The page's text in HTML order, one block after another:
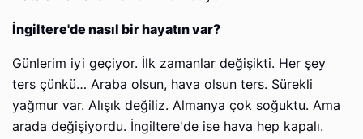
İngiltere'de nasıl bir hayatın var?
Günlerim iyi geçiyor. İlk zamanlar değişikti. Her şey
ters çünkü… Araba olsun, hava olsun ters. Sürekli
yağmur var. Alışık değiliz. Almanya çok soğuktu. Ama
arada değişiyordu. İngiltere'de ise hava hep kapalı.